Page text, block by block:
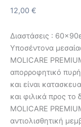
12,00 €
Διαστάσεις :
Υποσέντονα
MOLICARE
απορροφητικό
και είναι
και φιλικά προς
MOLICARE
αντιολισθητική